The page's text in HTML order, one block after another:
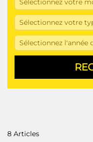
8 Articles